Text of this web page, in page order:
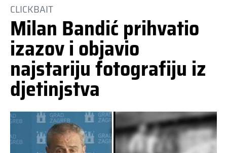
CLICKBAIT
Milan Bandić prihvatio
izazov i objavio
najstariju fotografiju iz
djetinjstva